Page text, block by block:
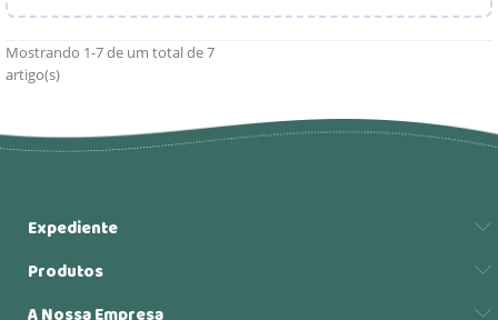
Mostrando 1-7 de um total de 7
artigo(s)
Expediente
Produtos